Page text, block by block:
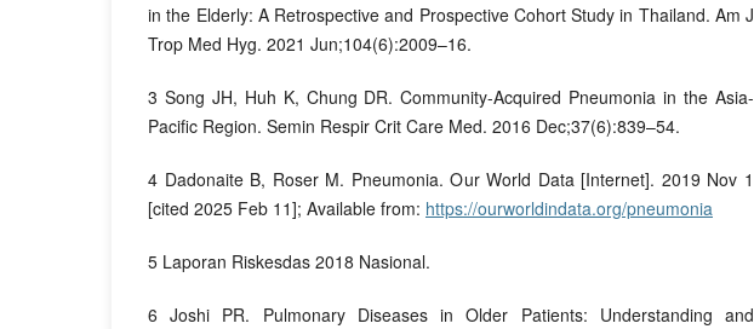
in the Elderly: A Retrospective and Prospective Cohort Study in Thailand. Am J
Trop Med Hyg. 2021 Jun;104(6):2009–16.
3 Song JH, Huh K, Chung DR. Community-Acquired Pneumonia in the Asia-
Pacific Region. Semin Respir Crit Care Med. 2016 Dec;37(6):839–54.
4 Dadonaite B, Roser M. Pneumonia. Our World Data [Internet]. 2019 Nov 1
[cited 2025 Feb 11]; Available from: https://ourworldindata.org/pneumonia
5 Laporan Riskesdas 2018 Nasional.
6 Joshi PR. Pulmonary Diseases in Older Patients: Understanding and